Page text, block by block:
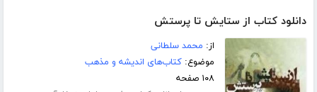
دانلود کتاب از ستایش تا پرستش
از: محمد سلطانی
موضوع:کتاب‌های اندیشه و مذهب
۱۰۸ صفحه